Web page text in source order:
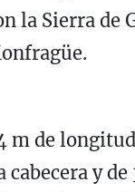
la Sierra de
m de longitud
y de